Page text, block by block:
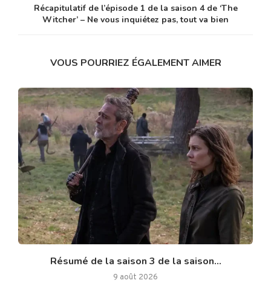
Récapitulatif de l’épisode 1 de la saison 4 de ‘The
Witcher’ – Ne vous inquiétez pas, tout va bien
VOUS POURRIEZ ÉGALEMENT AIMER
Résumé de la saison 3 de la saison...
9 août 2026